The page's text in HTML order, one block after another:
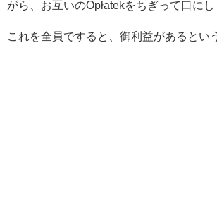
がら、お互いのOpłatekをちぎって口にし
これを全員ですると、御利益があるとい